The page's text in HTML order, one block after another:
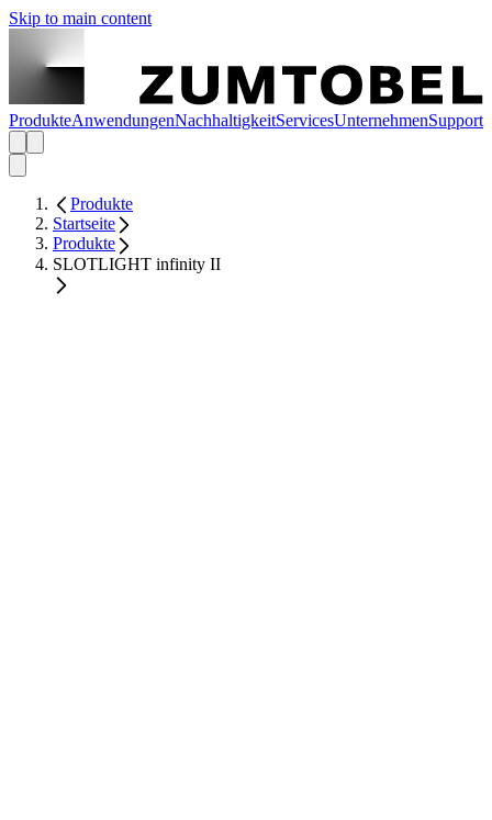
Skip to main content
ProdukteAnwendungenNachhaltigkeitServicesUnternehmenSupport
Produkte
Startseite
Produkte
SLOTLIGHT infinity II